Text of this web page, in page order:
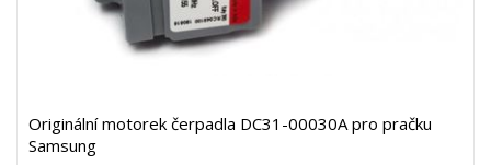
Originální motorek čerpadla DC31-00030A pro pračku
Samsung